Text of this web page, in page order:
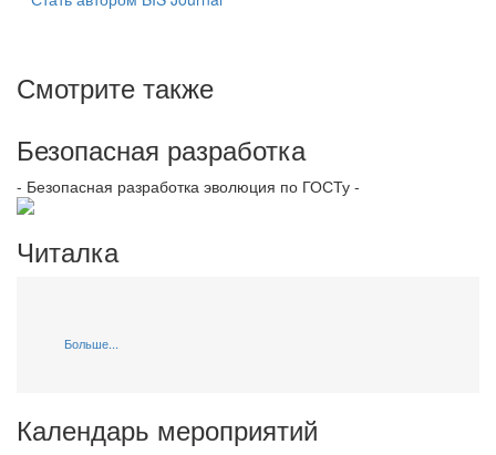
Смотрите также
Безопасная разработка
- Безопасная разработка эволюция по ГОСТу -
Читалка
Больше...
Календарь мероприятий